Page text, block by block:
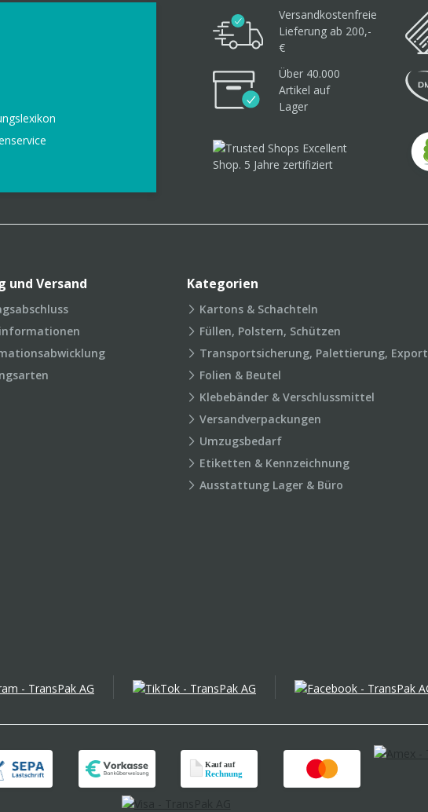
Versandkostenfreie
Lieferung ab 200,-
€
Über 40.000
Artikel auf
Lager
und Versand Kategorien
Kartons & Schachteln
Füllen, Polstern, Schützen
Transportsicherung, Palettierung, Export
Folien & Beutel
Klebebänder & Verschlussmittel
Versandverpackungen
Umzugsbedarf
Etiketten & Kennzeichnung
Ausstattung Lager & Büro